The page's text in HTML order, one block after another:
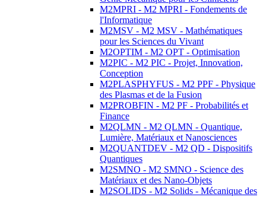
M2MPRI - M2 MPRI - Fondements de
l'Informatique
M2MSV - M2 MSV - Mathématiques
pour les Sciences du Vivant
M2OPTIM - M2 OPT - Optimisation
M2PIC - M2 PIC - Projet, Innovation,
Conception
M2PLASPHYFUS - M2 PPF - Physique
des Plasmas et de la Fusion
M2PROBFIN - M2 PF - Probabilités et
Finance
M2QLMN - M2 QLMN - Quantique,
Lumière, Matériaux et Nanosciences
M2QUANTDEV - M2 QD - Dispositifs
Quantiques
M2SMNO - M2 SMNO - Science des
Matériaux et des Nano-Objets
M2SOLIDS - M2 Solids - Mécanique des